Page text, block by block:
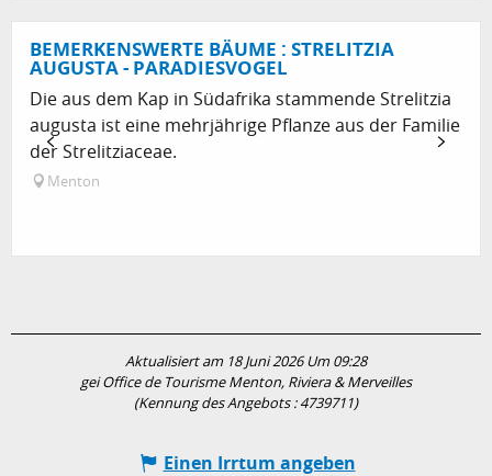
BEMERKENSWERTE BÄUME : STRELITZIA
AUGUSTA - PARADIESVOGEL
Die aus dem Kap in Südafrika stammende Strelitzia
augusta ist eine mehrjährige Pflanze aus der Familie
der Strelitziaceae.
Menton
Aktualisiert am 18 Juni 2026 Um 09:28
gei Office de Tourisme Menton, Riviera & Merveilles
(Kennung des Angebots :4739711)
Einen Irrtum angeben